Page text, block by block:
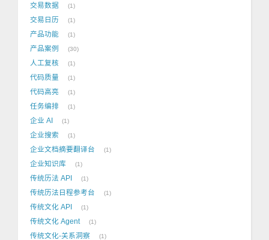
交易数据 1
交易日历 1
产品功能 1
产品案例 30
人工复核 1
代码质量 1
代码高亮 1
任务编排 1
企业 AI 1
企业搜索 1
企业文档摘要翻译台 1
企业知识库 1
传统历法 API 1
传统历法日程参考台 1
传统文化 API 1
传统文化 Agent 1
传统文化-关系洞察 1